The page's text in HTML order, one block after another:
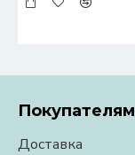
Покупателям
Доставка